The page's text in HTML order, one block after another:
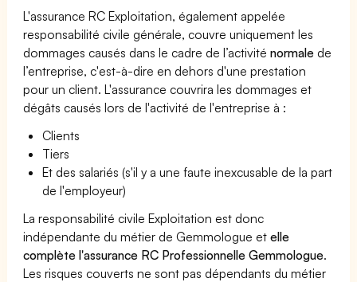
L'assurance RC Exploitation, également appelée
responsabilité civile générale, couvre uniquement les
dommages causés dans le cadre de l’activiténormale de
l’entreprise, c'est-à-dire en dehors d'une prestation
pour un client. L'assurance couvrira les dommages et
dégâts causés lors de l'activité de l'entreprise à :
Clients
Tiers
Et des salariés (s'il y a une faute inexcusable de la part
de l'employeur)
La responsabilité civile Exploitation est donc
indépendante du métier de Gemmologue etelle
complète l'assurance RC Professionnelle Gemmologue.
Les risques couverts ne sont pas dépendants du métier